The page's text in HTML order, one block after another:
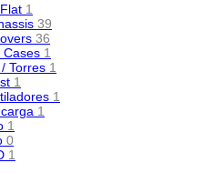
1
39
36
Cases 1
Torres 1
1
1
1
1
0
1